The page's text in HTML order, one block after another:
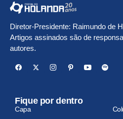
Diretor-Presidente: Raimundo de
Artigos assinados são de
autores.
Fique por dentro
Capa